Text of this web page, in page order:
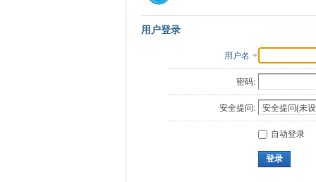
用户登录
用户名
密码:
安全提问:
自动登录
登录